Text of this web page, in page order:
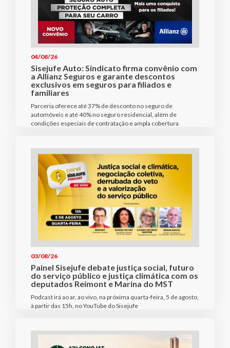
04/08/26
Sisejufe Auto: Sindicato firma convênio com
a Allianz Seguros e garante descontos
exclusivos em seguros para filiados e
familiares
Parceria oferece até 37% de desconto no seguro de
automóveis e até 40% no seguro residencial, além de
condições especiais de contratação e ampla cobertura
03/08/26
Painel Sisejufe debate justiça social, futuro
do serviço público e justiça climática com os
deputados Reimont e Marina do MST
Podcast irá ao ar, ao vivo, na próxima quarta-feira, 5 de agosto,
à partir das 15h, no YouTube do Sisejufe